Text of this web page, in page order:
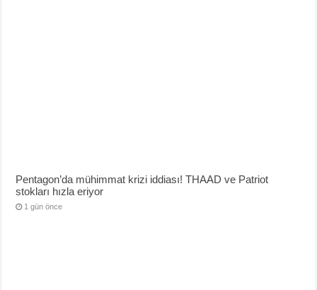
Pentagon’da mühimmat krizi iddiası! THAAD ve Patriot
stokları hızla eriyor
1 gün önce